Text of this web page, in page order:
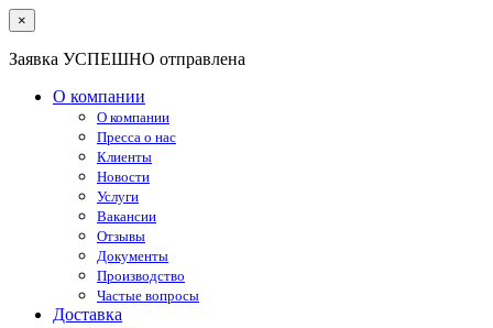
×
Заявка УСПЕШНО отправлена
О компании
О компании
Пресса о нас
Клиенты
Новости
Услуги
Вакансии
Отзывы
Документы
Производство
Частые вопросы
Доставка